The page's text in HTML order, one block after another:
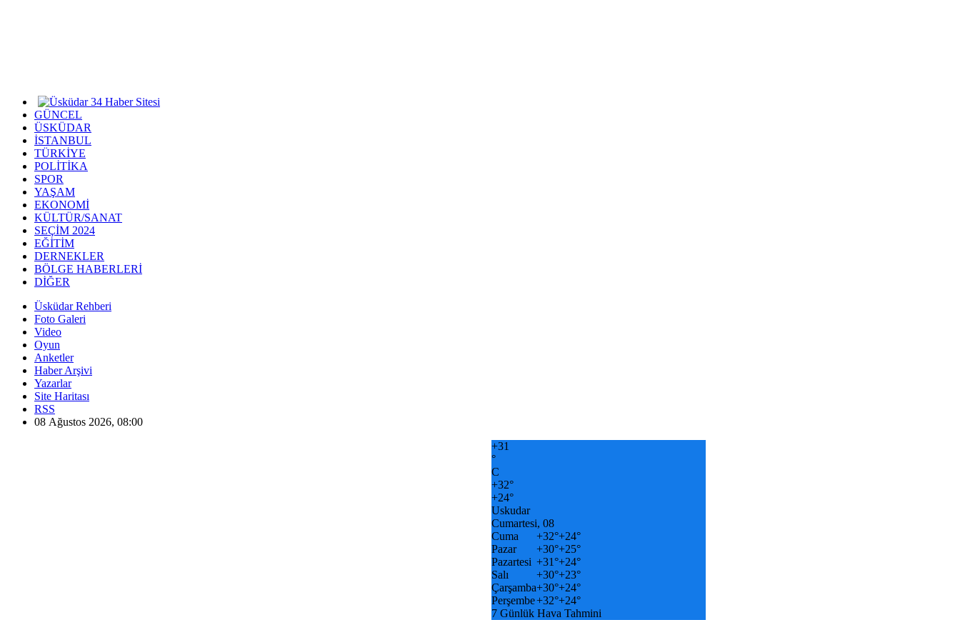
GÜNCEL
ÜSKÜDAR
İSTANBUL
TÜRKİYE
POLİTİKA
SPOR
YAŞAM
EKONOMİ
KÜLTÜR/SANAT
SEÇİM 2024
EĞİTİM
DERNEKLER
BÖLGE HABERLERİ
DİĞER
Üsküdar Rehberi
Foto Galeri
Video
Oyun
Anketler
Haber Arşivi
Yazarlar
Site Haritası
RSS
08 Ağustos 2026, 08:00
+31
°
C
+32°
+24°
Uskudar
Cumartesi, 08
Cuma
+32°+24°
Pazar
+30°+25°
Pazartesi +31°+24°
Salı
+30°+23°
Çarşamba+30°+24°
Perşembe+32°+24°
7 Günlük Hava Tahmini